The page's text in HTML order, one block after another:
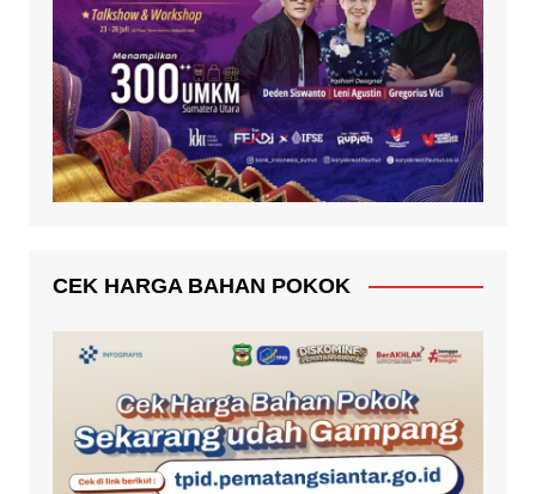
CEK HARGA BAHAN POKOK